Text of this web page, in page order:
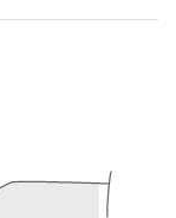
parfaite.
cheveux